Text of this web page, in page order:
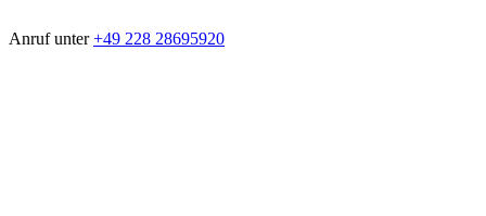
Anruf unter +49 228 28695920